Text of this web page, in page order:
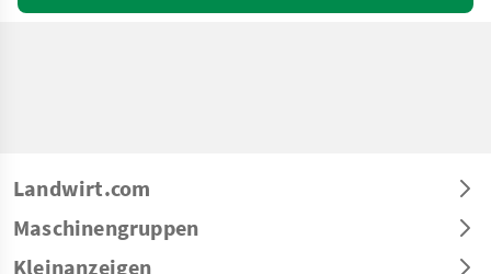
Landwirt.com
Maschinengruppen
Kleinanzeigen